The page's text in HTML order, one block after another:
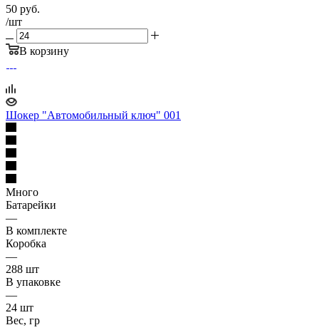
50 руб.
/шт
В корзину
Шокер "Автомобильный ключ" 001
Много
Батарейки
—
В комплекте
Коробка
—
288 шт
В упаковке
—
24 шт
Вес, гр